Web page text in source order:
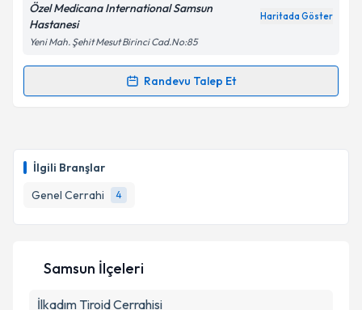
İlgili Branşlar
Genel Cerrahi
4
Kişisel verilerimin işlenmesine ilişkin
Metni'ni okudum ve kişisel verilerimin belirtilen
kapsamda işlenmesini kabul ediyorum.
Özel Medicana International Samsun
Hastanesi
Haritada Göster
Yeni Mah. Şehit Mesut Birinci Cad.No:85
Randevu Talep Et
Randevu Takvimi Talebi
takvim hazırlandığında e-posta ile bilgilendireceğiz.
E-posta Adresiniz
Metni'ni okudum ve kişisel verilerimin belirtilen
Samsun İlçeleri
İlkadım Tiroid Cerrahisi